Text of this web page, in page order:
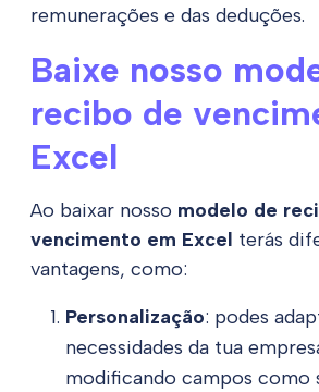
remunerações e das deduções.
Baixe nosso
recibo de
Excel
Ao baixar nosso modelo de
vencimento em Excel terás
vantagens, como:
Personalização: podes
necessidades da tua
modificando campos como